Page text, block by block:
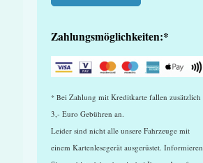
Zahlungsmöglichkeiten:*
* Bei Zahlung mit Kreditkarte fallen zusätzlich
3,- Euro Gebühren an.
Leider sind nicht alle unsere Fahrzeuge mit
einem Kartenlesegerät ausgerüstet. Informieren